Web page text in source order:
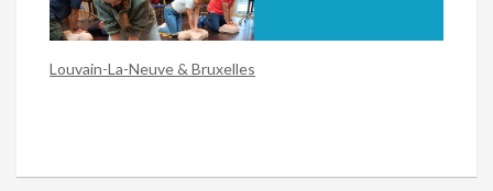
Louvain-La-Neuve & Bruxelles